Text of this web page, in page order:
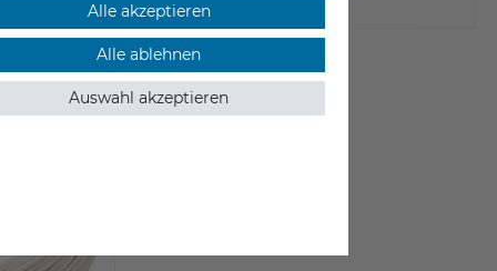
Alle akzeptieren
Alle ablehnen
Auswahl akzeptieren